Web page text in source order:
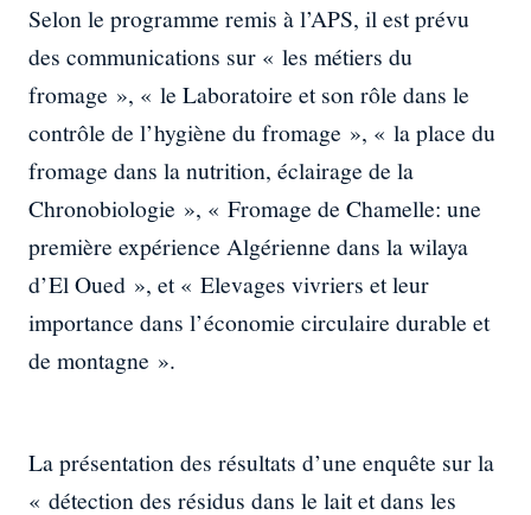
Selon le programme remis à l’APS, il est prévu
des communications sur « les métiers du
fromage », « le Laboratoire et son rôle dans le
contrôle de l’hygiène du fromage », « la place du
fromage dans la nutrition, éclairage de la
Chronobiologie », « Fromage de Chamelle: une
première expérience Algérienne dans la wilaya
d’El Oued », et « Elevages vivriers et leur
importance dans l’économie circulaire durable et
de montagne ».
La présentation des résultats d’une enquête sur la
« détection des résidus dans le lait et dans les